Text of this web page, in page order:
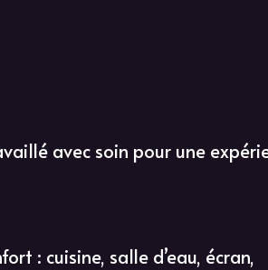
avec soin pour une
: cuisine, salle d’eau, écran,